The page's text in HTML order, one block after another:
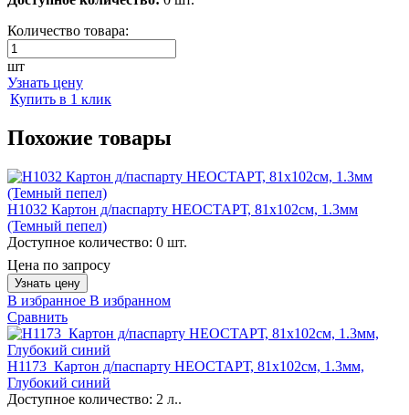
Количество товара:
шт
Узнать цену
Купить в 1 клик
Похожие товары
H1032 Картон д/паспарту НЕОСТАРТ, 81x102см, 1.3мм
(Темный пепел)
Доступное количество: 0 шт.
Цена по запросу
Узнать цену
В избранное В избранном
Сравнить
H1173_Картон д/паспарту НЕОСТАРТ, 81x102см, 1.3мм,
Глубокий синий
Доступное количество: 2 л..